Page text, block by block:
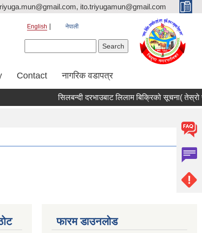
ito.triyugamun@gmail.com
English नेपाली
Contact नागरिक वडापत्र
सिलबन्दी दरभाउबाट लिलाम बिक्रिको सूचना( तेस्रो
फारम डाउनलोड